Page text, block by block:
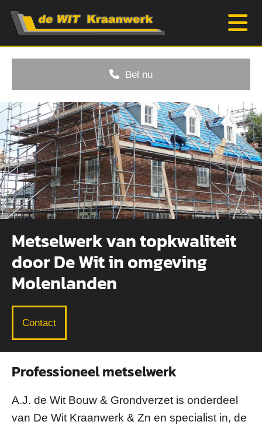
Bel nu
Metselwerk van topkwaliteit
door De Wit in omgeving
Molenlanden
Contact
Professioneel metselwerk
A.J. de Wit Bouw & Grondverzet is onderdeel
van De Wit Kraanwerk & Zn en specialist in, de